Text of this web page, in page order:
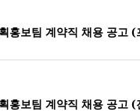
홍보팀 계약직 채용 공고 (
홍보팀 계약직 채용 공고 (